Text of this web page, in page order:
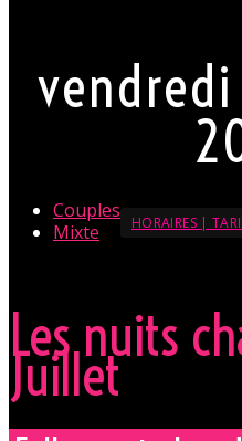
Couples
Mixte
HORAIRES |
Les nuits
Juillet